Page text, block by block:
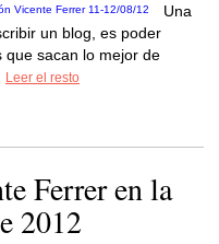
Una
un blog, es poder
que sacan lo mejor de
Leer el resto
Ferrer en la
2012